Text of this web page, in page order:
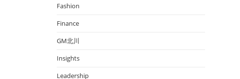
Fashion
Finance
GM北川
Insights
Leadership